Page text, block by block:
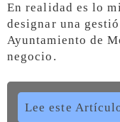
En realidad es lo
designar una
Ayuntamiento de
negocio.
Lee este